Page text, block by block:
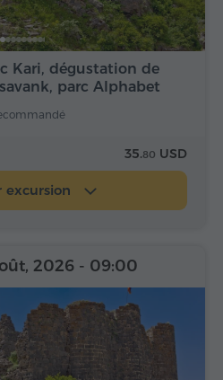
Kari, dégustation de
parc Alphabet
35.80 USD
excursion
2026 - 09:00